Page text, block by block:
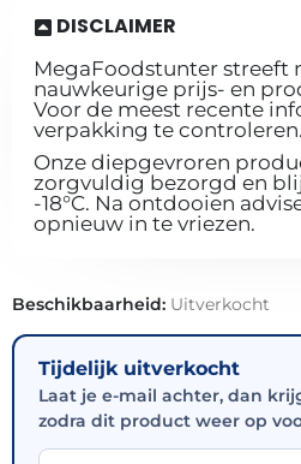
DISCLAIMER
MegaFoodstunter streeft
nauwkeurige prijs- en
Voor de meest recente
verpakking te controleren.
Onze diepgevroren
zorgvuldig bezorgd en
-18°C. Na ontdooien
opnieuw in te vriezen.
Beschikbaarheid: Uitverkocht
Tijdelijk uitverkocht
Laat je e-mail achter, dan
zodra dit product weer op